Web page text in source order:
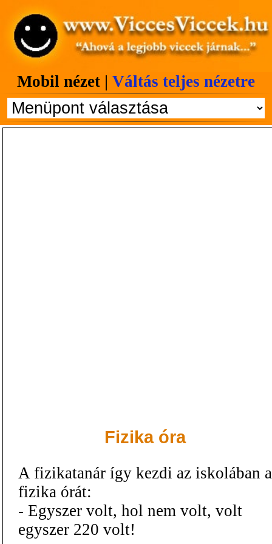
Mobil nézet | Váltás teljes nézetre
Fizika óra
A fizikatanár így kezdi az iskolában a
fizika órát:
- Egyszer volt, hol nem volt, volt
egyszer 220 volt!